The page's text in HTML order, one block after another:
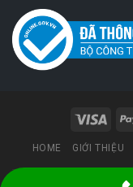
HOME GIỚI THIỆU